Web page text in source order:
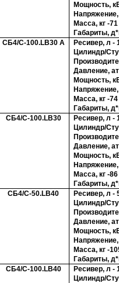
Мощность,
Масса, кг -71
Габариты,
СБ4/С-100.LB30 A
Ресивер, л -
Цилиндр/
Давление,
Мощность,
Масса, кг -74
Габариты,
СБ4/С-100.LB30
Ресивер, л -
Цилиндр/
Давление,
Мощность,
Масса, кг -86
Габариты,
СБ4/С-50.LB40
Ресивер, л -
Цилиндр/
Давление,
Мощность,
Масса, кг -
Габариты,
СБ4/С-100.LB40
Ресивер, л -
Цилиндр/